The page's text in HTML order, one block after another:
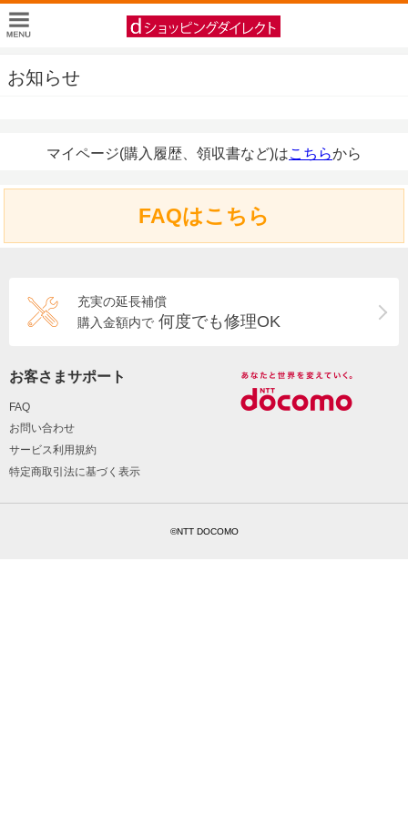
お知らせ
マイページ(購入履歴、領収書など)はこちらから
FAQはこちら
充実の延長補償
購入金額内で 何度でも修理OK
お客さまサポート
FAQ
お問い合わせ
サービス利用規約
特定商取引法に基づく表示
©NTT DOCOMO